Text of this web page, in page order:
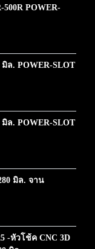
POWER-
ล. POWER-SLOT
ล. POWER-SLOT
มิล. จาน
-หัวโช้ค CNC 3D